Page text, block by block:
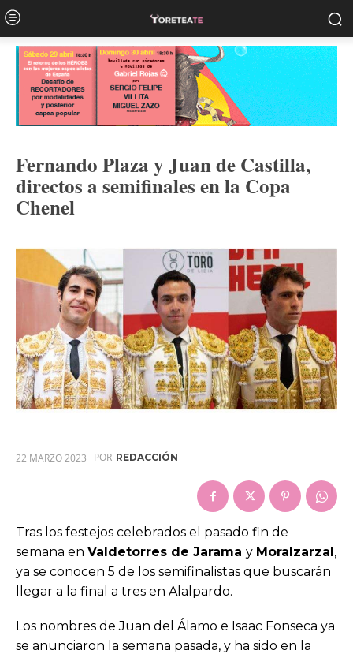
Fernando Plaza y Juan de Castilla,
directos a semifinales en la Copa
Chenel
22 MARZO 2023 POR REDACCIÓN
Tras los festejos celebrados el pasado fin de
semana en Valdetorres de Jarama y Moralzarzal,
ya se conocen 5 de los semifinalistas que buscarán
llegar a la final a tres en Alalpardo.
Los nombres de Juan del Álamo e Isaac Fonseca ya
se anunciaron la semana pasada, y ha sido en la